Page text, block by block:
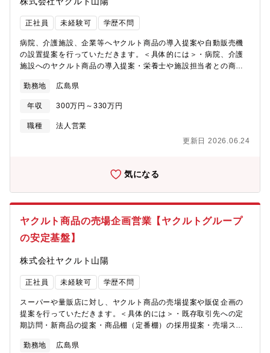
場合でも安心です。【魅力】■直行直帰、フルリモートなど働き方
た成長環境！ここ数年は黒字転換し、業績も好調です。■地方勤務
でも高年収を実現でき転勤もないエリア担当制なので、長距離移
動が頻発するなどはありません。■解約率が非常に低く、長期的な
れています！■日本全国の医療機関を支える介在価値のある商材に
携われる■メンバークラスでの入社でも、リーダー、ゼネラルマネ
正社員 未経験可 学歴不問
病院、介護施設、企業等へヤクルト商品の導入提案や自動販売機
の設置提案を行っていただきます。＜具体的には＞・病院、介護
施設へのヤクルト商品の導入提案・栄養士や施設担当者との商
業、学校、公共施設等への自動販売機設置提案・新規開拓営業・
導入後のアフターフォロー※新規営業50％、既存営業50％※営業
エリア：広島市内（安佐南区～安佐北区含む）【仕事の魅力】・
「ヤクルト」という全国的なブランド力があるため、提案しやす
康づくりに貢献できます。・個人ノルマはなく、チームで目標達
ら、提案力や営業スキルを高めることができます。【配属先情
報】直販営業部 市場創造課3名体制（課長1名、メンバー2名）課
長は30代。営業会社特有の厳しい風土ではなく、コンプライアン
ス研修なども積極的に実施しており、安心して働ける環境です。
残業はほとんどありません。【会社概要】当社は株式会社ヤクル
ト本社100％出資の販売会社として、広島県・山口県エリアでヤク
ルト商品の宅配、店頭販売、化粧品販売などを展開しています。
ヤクルトグループの理念のもと、地域の皆さまの健康づくりを支
固な事業基盤を構築。地域社会への貢献を大切にしながら、持続
的な知名度を誇る「ヤクルトブランド」と、地域に根差した販売
ネットワークです。長年にわたり培ってきた顧客との信頼関係を
基盤に、一般家庭だけでなく、病院、介護施設、学校、企業など
幅広い顧客基盤を有しています。また、社員の約6割が女性であ
勤務地 広島県
年収 300万円～330万円
職種
法人営業
更新日 2026.06.24
気になる
ヤクルト商品の売場企画営業【ヤクルトグループ
の安定基盤】
株式会社ヤクルト山陽
正社員 未経験可 学歴不問
スーパーや量販店に対し、ヤクルト商品の売場提案や販促企画の
提案を行っていただきます。＜具体的には＞・既存取引先への定
期訪問・新商品の提案・商品棚（定番棚）の採用提案・売場スペ
談・販促施策の企画、実施、フォロー・販売実績の分析、改善提
勤務地 広島県